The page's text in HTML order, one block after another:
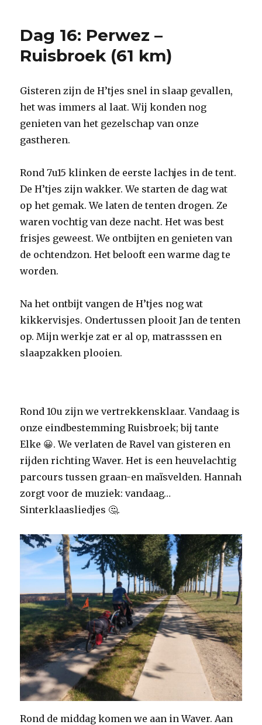
(64
Dag 16: Perwez –
Ruisbroek (61 km)
Gisteren zijn de H’tjes snel in slaap gevallen,
het was immers al laat. Wij konden nog
genieten van het gezelschap van onze
gastheren.
Rond 7u15 klinken de eerste lachjes in de tent.
De H’tjes zijn wakker. We starten de dag wat
op het gemak. We laten de tenten drogen. Ze
waren vochtig van deze nacht. Het was best
frisjes geweest. We ontbijten en genieten van
de ochtendzon. Het belooft een warme dag te
worden.
Na het ontbijt vangen de H’tjes nog wat
kikkervisjes. Ondertussen plooit Jan de tenten
op. Mijn werkje zat er al op, matrasssen en
slaapzakken plooien.
Rond 10u zijn we vertrekkensklaar. Vandaag is
onze eindbestemming Ruisbroek; bij tante
Elke 😀. We verlaten de Ravel van gisteren en
rijden richting Waver. Het is een heuvelachtig
parcours tussen graan-en maïsvelden. Hannah
zorgt voor de muziek: vandaag…
Sinterklaasliedjes 🤔.
Rond de middag komen we aan in Waver. Aan